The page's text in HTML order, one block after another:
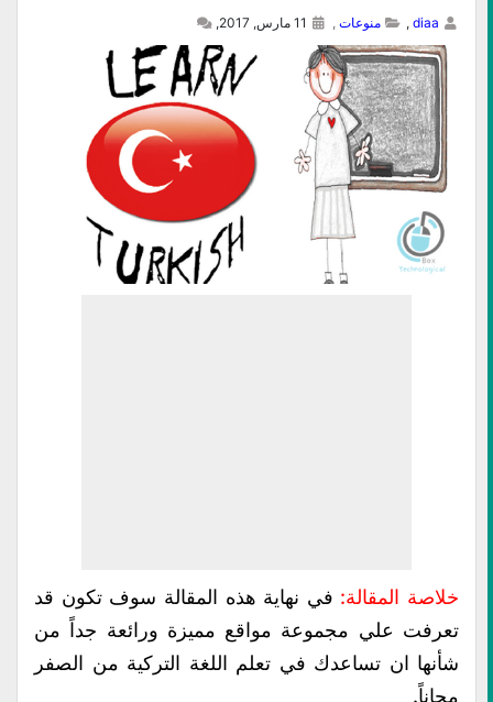
diaa
, منوعات ,
خلاصة المقالة: في نهاية هذه المقالة سوف تكون قد
تعرفت علي مجموعة مواقع مميزة ورائعة جداً من
شأنها ان تساعدك في تعلم اللغة التركية من الصفر
مجاناً.